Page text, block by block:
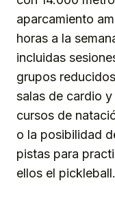
aparcamiento
horas a la
incluidas
grupos
salas de cardio
cursos de
o la posibilidad
pistas para
ellos el pickleball.